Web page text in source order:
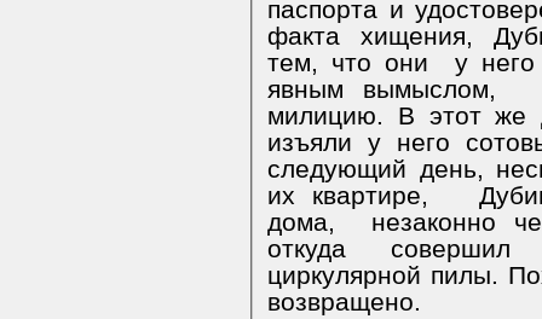
паспорта и
факта
хищения,
тем, что они
у него
явным вымыслом,
милицию. В этот же
изъяли у него
следующий день,
их квартире,
дома,
незаконно
откуда
циркулярной пилы.
возвращено.